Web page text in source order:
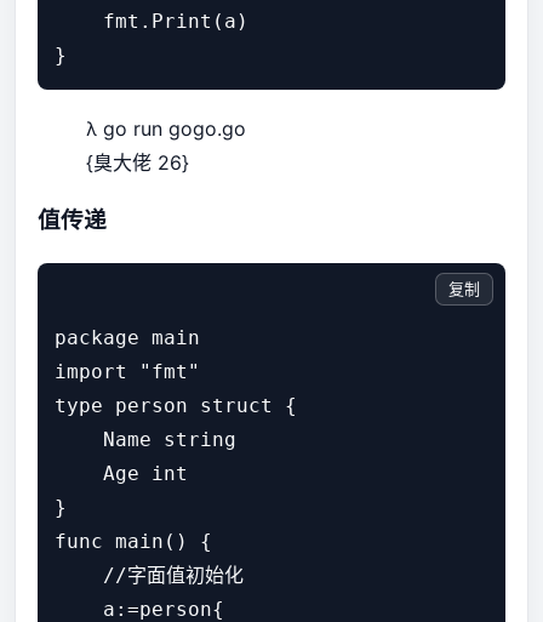
    fmt.Print(a)
λ go run gogo.go
{臭大佬 26}
值传递
package main
import "fmt"
type person struct {
    Name string
    Age int
}
func main() {
    //字面值初始化
    a:=person{
复制